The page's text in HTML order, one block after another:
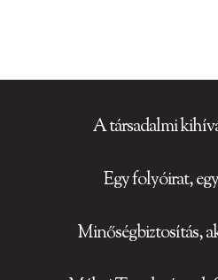
A társadalmi
Egy folyóirat,
Minőségbiztosítás,